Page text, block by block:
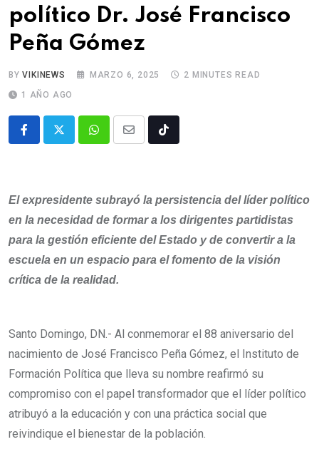
político Dr. José Francisco
Peña Gómez
BYVIKINEWS MARZO 6, 2025
2 MINUTES READ
1 AÑO AGO
El expresidente subrayó la persistencia del líder político
en la necesidad de formar a los dirigentes partidistas
para la gestión eficiente del Estado y de convertir a la
escuela en un espacio para el fomento de la visión
crítica de la realidad.
Santo Domingo, DN.- Al conmemorar el 88 aniversario del
nacimiento de José Francisco Peña Gómez, el Instituto de
Formación Política que lleva su nombre reafirmó su
compromiso con el papel transformador que el líder político
atribuyó a la educación y con una práctica social que
reivindique el bienestar de la población.